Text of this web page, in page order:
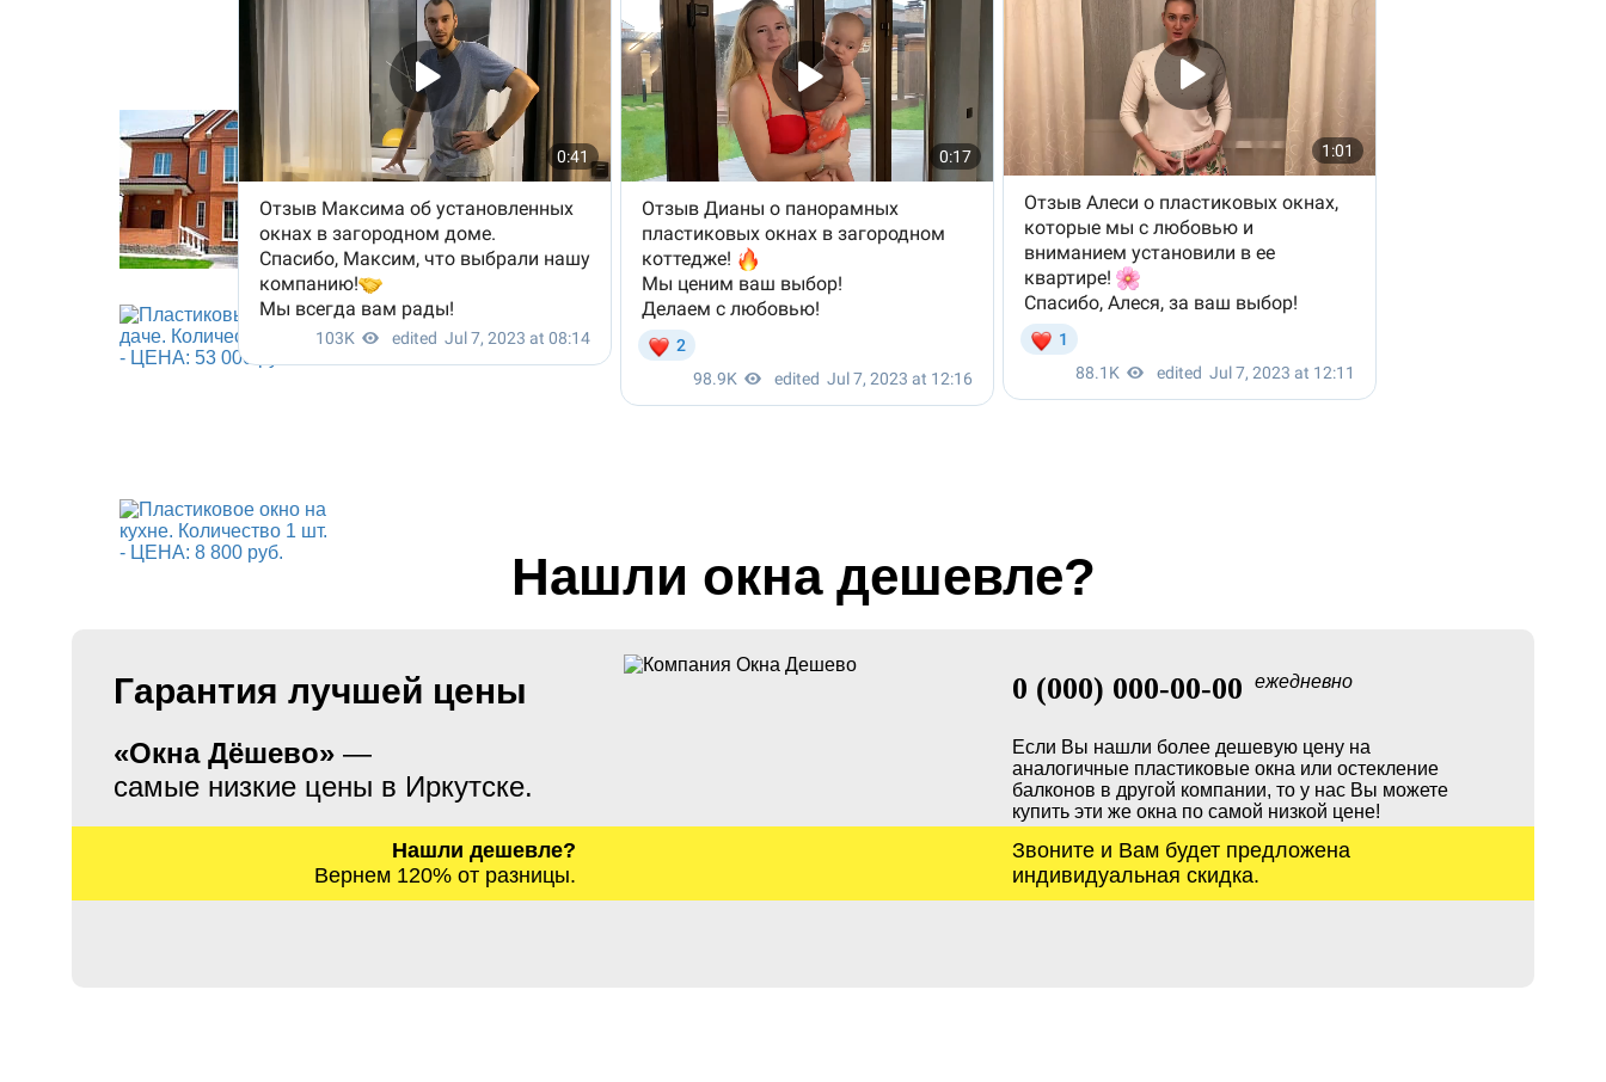
Нашли окна дешевле?
Гарантия лучшей цены
«Окна Дёшево» —
самые низкие цены в Иркутске.
Нашли дешевле?
Вернем 120% от разницы.
0 (000) 000-00-00 ежедневно
Если Вы нашли более дешевую цену на
аналогичные пластиковые окна или остекление
балконов в другой компании, то у нас Вы можете
купить эти же окна по самой низкой цене!
Звоните и Вам будет предложена
индивидуальная скидка.